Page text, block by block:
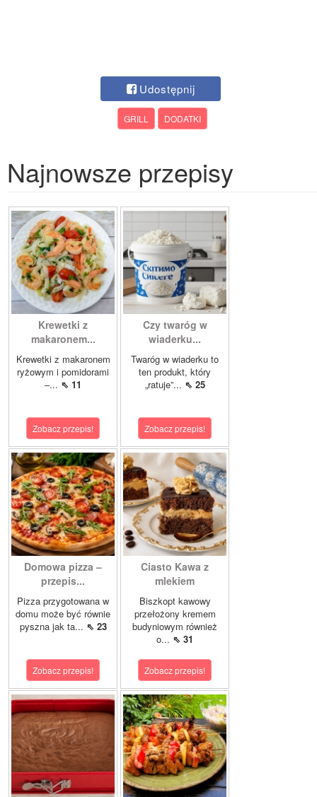
Udostępnij
GRILL DODATKI
Najnowsze przepisy
Krewetki z
makaronem...
Krewetki z makaronem
ryżowym i pomidorami
–... ⇖ 11
Zobacz przepis!
Czy twaróg w
wiaderku...
Twaróg w wiaderku to
ten produkt, który
„ratuje”... ⇖ 25
Zobacz przepis!
Domowa pizza –
przepis...
Pizza przygotowana w
domu może być równie
pyszna jak ta... ⇖ 23
Zobacz przepis!
Ciasto Kawa z
mlekiem
Biszkopt kawowy
przełożony kremem
budyniowym również
o... ⇖ 31
Zobacz przepis!